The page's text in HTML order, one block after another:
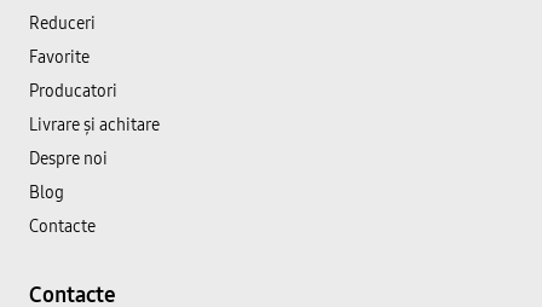
Reduceri
Favorite
Producatori
Livrare și achitare
Despre noi
Blog
Contacte
Contacte